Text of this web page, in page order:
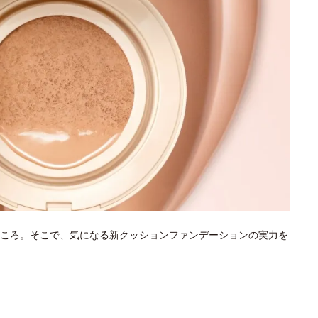
ろ。そこで、気になる新クッションファンデーションの実力を